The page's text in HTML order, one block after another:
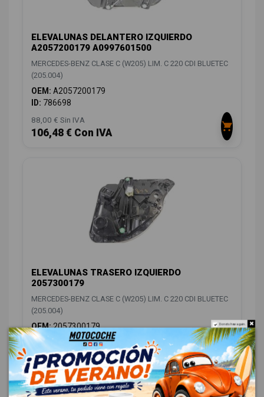
ELEVALUNAS DELANTERO IZQUIERDO
A2057200179 A0997601500
MERCEDES-BENZ CLASE C (W205) LIM. C 220 CDI BLUETEC
(205.004)
OEM: A2057200179
ID: 786698
88,00 € Sin IVA
106,48 € Con IVA
ELEVALUNAS TRASERO IZQUIERDO
2057300179
MERCEDES-BENZ CLASE C (W205) LIM. C 220 CDI BLUETEC
(205.004)
OEM:2057300179
ID:786700
88,00 € Sin IVA
106,48 € Con IVA
Do not show again.